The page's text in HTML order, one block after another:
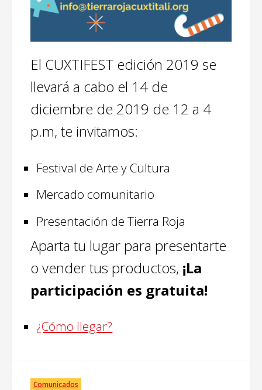
El CUXTIFEST edición 2019 se
llevará a cabo el 14 de
diciembre de 2019 de 12 a 4
p.m, te invitamos:
Festival de Arte y Cultura
Mercado comunitario
Presentación de Tierra Roja
Aparta tu lugar para presentarte
o vender tus productos, ¡La
participación es gratuita!
¿Cómo llegar?
Comunicados